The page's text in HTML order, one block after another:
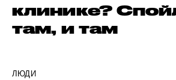
клинике?
там, и там
ЛЮДИ